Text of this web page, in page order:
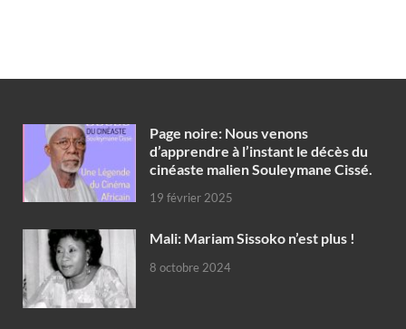
Page noire: Nous venons
d’apprendre à l’instant le décès du
cinéaste malien Souleymane Cissé.
19 février 2025
Mali: Mariam Sissoko n’est plus !
8 octobre 2024